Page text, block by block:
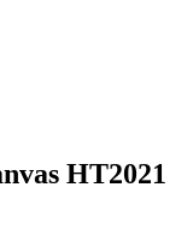
HT2021